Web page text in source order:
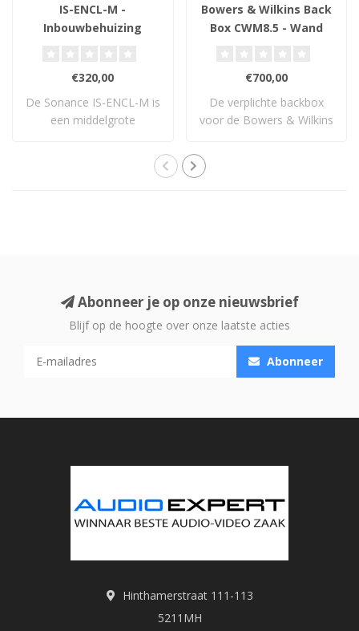
IS-ENCL-M -
Inbouwbehuizing
€320,00
De Sonance IS-ENCL-M is
een middelgrote
Bowers & Wilkins Back
Box CWM8.5 - Wand
€700,00
De verplichte backbox
voor de Bowers & Wilkins
Abonneer je op onze nieuwsbrief
Blijf op de hoogte over onze laatste acties
Abonneer
Hinthamerstraat 111-113
5211MH